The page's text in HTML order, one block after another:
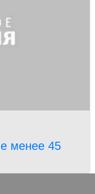
менее 45